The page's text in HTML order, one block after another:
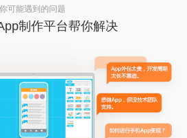
你可能遇到的问题
制作平台帮你解决